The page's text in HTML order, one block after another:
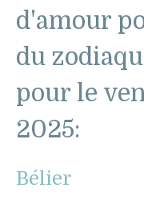
d'amour
du
pour le
2025:
Bélier